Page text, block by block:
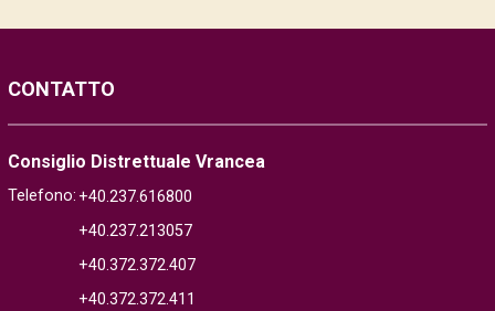
CONTATTO
Consiglio Distrettuale Vrancea
Telefono: +40.237.616800
+40.237.213057
+40.372.372.407
+40.372.372.411